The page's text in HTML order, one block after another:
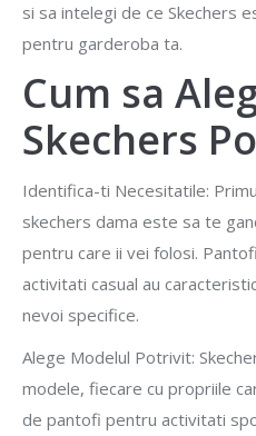
si sa intelegi de ce Skechers
pentru garderoba ta.
Cum sa
Skechers
Identifica-ti Necesitatile:
skechers dama este sa te
pentru care ii vei folosi.
activitati casual au
nevoi specifice.
Alege Modelul Potrivit:
modele, fiecare cu propriile
de pantofi pentru activitati